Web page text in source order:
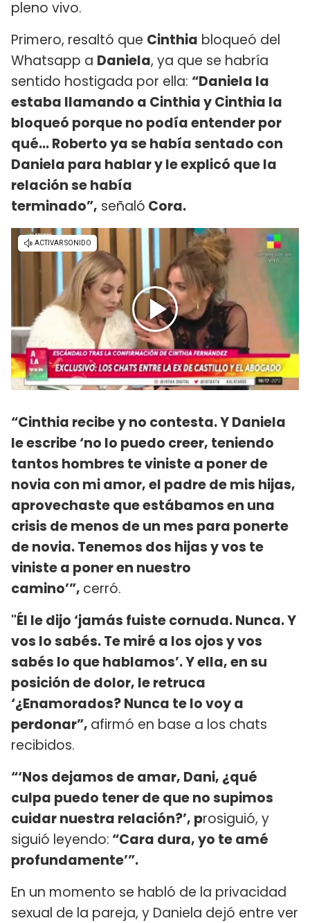
pleno vivo.
Primero, resaltó que Cinthia bloqueó del
Whatsapp a Daniela, ya que se habría
sentido hostigada por ella: “Daniela la
estaba llamando a Cinthia y Cinthia la
bloqueó porque no podía entender por
qué... Roberto ya se había sentado con
Daniela para hablar y le explicó que la
relación se había
terminado”, señaló Cora.
“Cinthia recibe y no contesta. Y Daniela
le escribe ‘no lo puedo creer, teniendo
tantos hombres te viniste a poner de
novia con mi amor, el padre de mis hijas,
aprovechaste que estábamos en una
crisis de menos de un mes para ponerte
de novia. Tenemos dos hijas y vos te
viniste a poner en nuestro
camino’”, cerró.
"Él le dijo ‘jamás fuiste cornuda. Nunca. Y
vos lo sabés. Te miré a los ojos y vos
sabés lo que hablamos’. Y ella, en su
posición de dolor, le retruca
‘¿Enamorados? Nunca te lo voy a
perdonar”, afirmó en base a los chats
recibidos.
“‘Nos dejamos de amar, Dani, ¿qué
culpa puedo tener de que no supimos
cuidar nuestra relación?’, prosiguió, y
siguió leyendo: “Cara dura, yo te amé
profundamente’”.
En un momento se habló de la privacidad
sexual de la pareja, y Daniela dejó entre ver